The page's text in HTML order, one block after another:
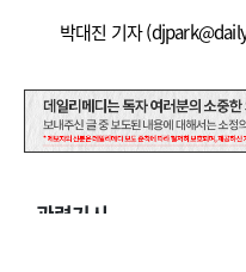
박대진 기자 (
관련기사